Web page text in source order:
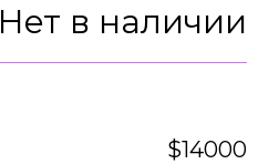
Нет в наличии
$14000